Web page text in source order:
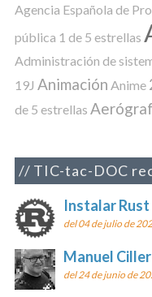
Agencia Española de
pública 1 de 5 estrellas
Administración de
19J Animación Anime
de 5 estrellas
TIC-tac-DOC
Instalar Rust
del 04 de julio de
Manuel
del 24 de junio de